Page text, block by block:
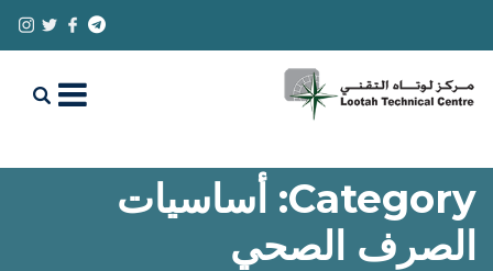
Category: أساسيات
الصرف الصحي